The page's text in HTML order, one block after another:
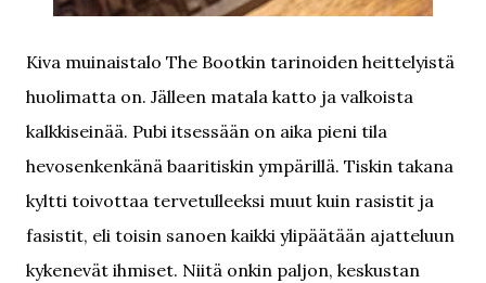
Kiva muinaistalo The Bootkin tarinoiden heittelyistä
huolimatta on. Jälleen matala katto ja valkoista
kalkkiseinää. Pubi itsessään on aika pieni tila
hevosenkenkänä baaritiskin ympärillä. Tiskin takana
kyltti toivottaa tervetulleeksi muut kuin rasistit ja
fasistit, eli toisin sanoen kaikki ylipäätään ajatteluun
kykenevät ihmiset. Niitä onkin paljon, keskustan